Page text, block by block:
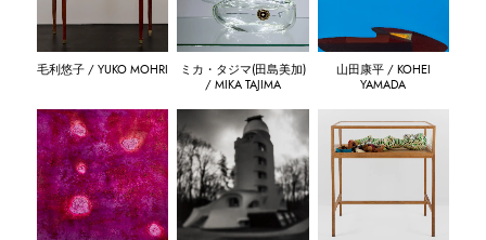
毛利悠子 / YUKO MOHRI
ミカ・タジマ(田島美加)
/ MIKA TAJIMA
山田康平 / KOHEI
YAMADA